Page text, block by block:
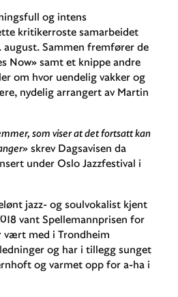
og intens
kritikerroste samarbeidet
august. Sammen fremfører de
Now» samt et knippe andre
om hvor uendelig vakker og
nydelig arrangert av Martin
som viser at det fortsatt kan
skrev Dagsavisen da
under Oslo Jazzfestival i
jazz- og soulvokalist kjent
vant Spellemannprisen for
vært med i Trondheim
og har i tillegg sunget
og varmet opp for a-ha i